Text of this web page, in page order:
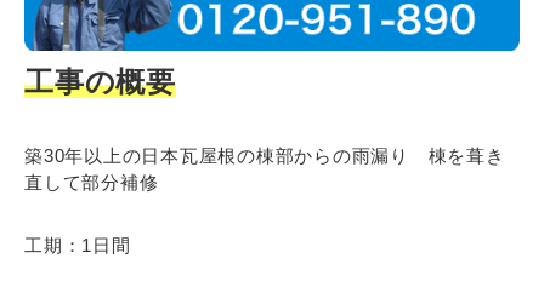
工事の概要
築30年以上の日本瓦屋根の棟部からの雨漏り 棟を葺き
直して部分補修
工期：1日間